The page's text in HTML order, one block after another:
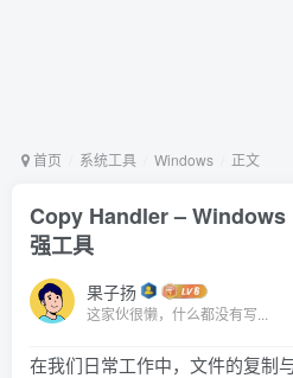
首页 系统工具 Windows 正文
Copy Handler – Windows
强工具
果子扬
这家伙很懒，什么都没有写...
在我们日常工作中，文件的复制